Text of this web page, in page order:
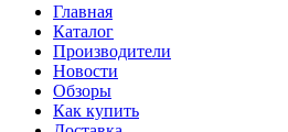
Главная
Каталог
Производители
Новости
Обзоры
Как купить